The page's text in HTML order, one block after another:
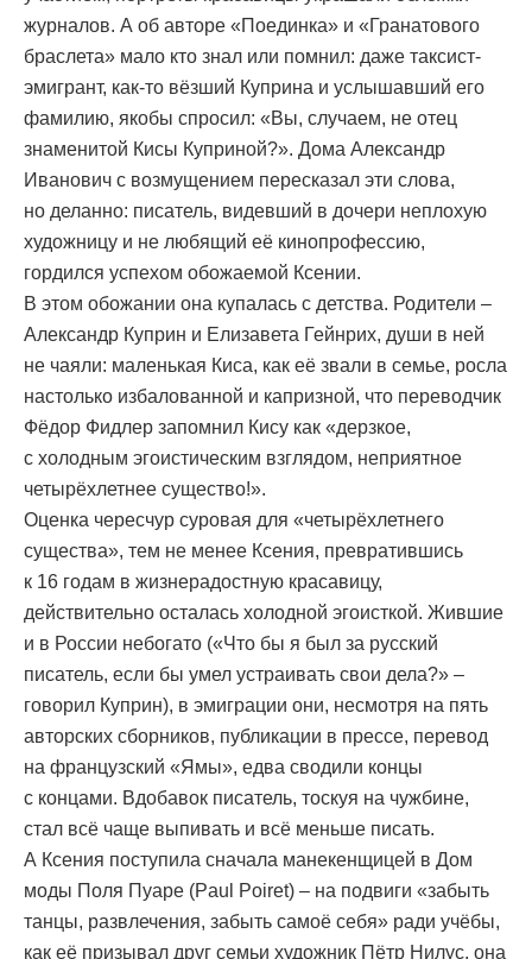
журналов. А об авторе «Поединка» и «Гранатового
браслета» мало кто знал или помнил: даже таксист-
эмигрант, как-то вёзший Куприна и услышавший его
фамилию, якобы спросил: «Вы, случаем, не отец
знаменитой Кисы Куприной?». Дома Александр
Иванович с возмущением пересказал эти слова,
но деланно: писатель, видевший в дочери неплохую
художницу и не любящий её кинопрофессию,
гордился успехом обожаемой Ксении.
В этом обожании она купалась с детства. Родители –
Александр Куприн и Елизавета Гейнрих, души в ней
не чаяли: маленькая Киса, как её звали в семье, росла
настолько избалованной и капризной, что переводчик
Фёдор Фидлер запомнил Кису как «дерзкое,
с холодным эгоистическим взглядом, неприятное
четырёхлетнее существо!».
Оценка чересчур суровая для «четырёхлетнего
существа», тем не менее Ксения, превратившись
к 16 годам в жизнерадостную красавицу,
действительно осталась холодной эгоисткой. Жившие
и в России небогато («Что бы я был за русский
писатель, если бы умел устраивать свои дела?» –
говорил Куприн), в эмиграции они, несмотря на пять
авторских сборников, публикации в прессе, перевод
на французский «Ямы», едва сводили концы
с концами. Вдобавок писатель, тоскуя на чужбине,
стал всё чаще выпивать и всё меньше писать.
А Ксения поступила сначала манекенщицей в Дом
моды Поля Пуаре (Paul Poiret) – на подвиги «забыть
танцы, развлечения, забыть самоё себя» ради учёбы,
как её призывал друг семьи художник Пётр Нилус, она